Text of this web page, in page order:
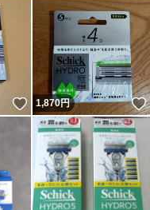
いいね！
1,870円